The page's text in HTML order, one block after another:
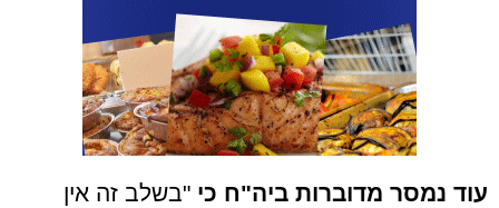
עוד נמסר מדוברות ביה"ח כי "בשלב זה אין